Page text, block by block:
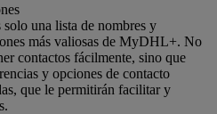
una lista de nombres y
más valiosas de MyDHL+. No
contactos fácilmente, sino que
y opciones de contacto
que le permitirán facilitar y